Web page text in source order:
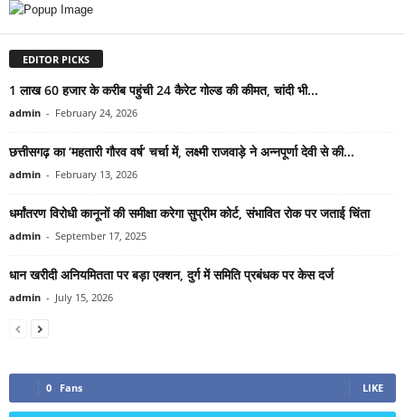
EDITOR PICKS
1 लाख 60 हजार के करीब पहुंची 24 कैरेट गोल्ड की कीमत, चांदी भी...
admin - February 24, 2026
छत्तीसगढ़ का ‘महतारी गौरव वर्ष’ चर्चा में, लक्ष्मी राजवाड़े ने अन्नपूर्णा देवी से की...
admin - February 13, 2026
धर्मांतरण विरोधी कानूनों की समीक्षा करेगा सुप्रीम कोर्ट, संभावित रोक पर जताई चिंता
admin - September 17, 2025
धान खरीदी अनियमितता पर बड़ा एक्शन, दुर्ग में समिति प्रबंधक पर केस दर्ज
admin - July 15, 2026
0 Fans LIKE